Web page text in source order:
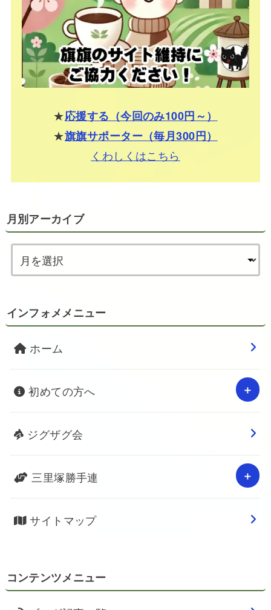
★応援する（今回のみ100円～）
★旗旗サポーター（毎月300円）
くわしくはこちら
月別アーカイブ
インフォメメニュー
ホーム
初めての方へ
ジグザグ会
三里塚勝手連
サイトマップ
コンテンツメニュー